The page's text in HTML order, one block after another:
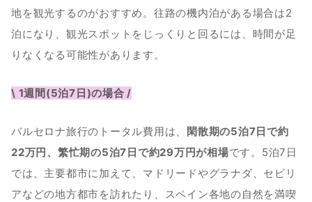
地を観光するのがおすすめ。往路の機内泊がある場合は2
泊になり、観光スポットをじっくりと回るには、時間が足
りなくなる可能性があります。
\ 1週間(5泊7日)の場合 /
バルセロナ旅行のトータル費用は、
閑散期の5泊7日で約
22万円、繁忙期の5泊7日で約29万円が相場です。5泊7日
では、主要都市に加えて、マドリードやグラナダ、セビリ
アなどの地方都市を訪れたり、スペイン各地の自然を満喫